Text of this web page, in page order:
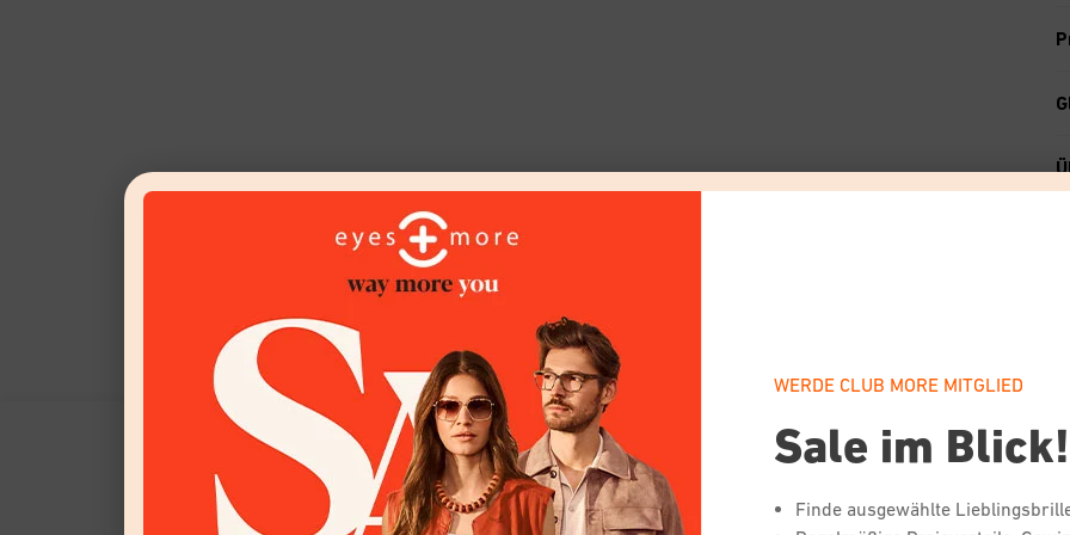
Von unseren Verbraucher:innen gewählt
WERDE CLUB MORE MITGLIED
Sale im Blick!
Finde ausgewählte